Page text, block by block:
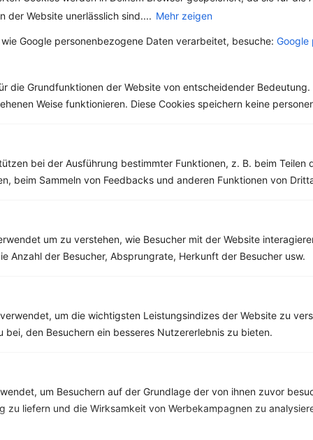
der Website unerlässlich sind.... Mehr zeigen
Google personenbezogene Daten verarbeitet, besuche: Google
die Grundfunktionen der Website von entscheidender Bedeutung.
Weise funktionieren. Diese Cookies speichern keine
bei der Ausführung bestimmter Funktionen, z. B. beim Teilen
beim Sammeln von Feedbacks und anderen Funktionen von
um zu verstehen, wie Besucher mit der Website
Anzahl der Besucher, Absprungrate, Herkunft der Besucher usw.
um die wichtigsten Leistungsindizes der Website zu
bei, den Besuchern ein besseres Nutzererlebnis zu bieten.
um Besuchern auf der Grundlage der von ihnen zuvor
zu liefern und die Wirksamkeit von Werbekampagnen zu
Rezepte mit 600 bis 700 kcal
Rezepte
Joghurt-Granola mit Beeren
Kohlehydrate:29 g